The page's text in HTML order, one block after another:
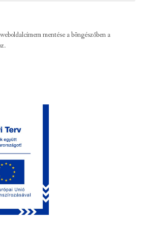
mentése a böngészőben a